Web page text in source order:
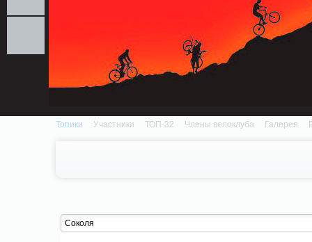
Топики Участники ТОП-32 Члены велоклуба Галерея